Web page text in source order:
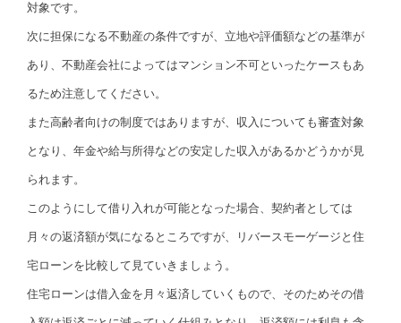
対象です。
次に担保になる不動産の条件ですが、立地や評価額などの基準が
あり、不動産会社によってはマンション不可といったケースもあ
るため注意してください。
また高齢者向けの制度ではありますが、収入についても審査対象
となり、年金や給与所得などの安定した収入があるかどうかが見
られます。
このようにして借り入れが可能となった場合、契約者としては
月々の返済額が気になるところですが、リバースモーゲージと住
宅ローンを比較して見ていきましょう。
住宅ローンは借入金を月々返済していくもので、そのためその借